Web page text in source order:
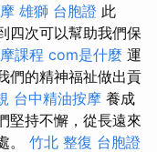
雄獅 台胞證 此
四次可以幫助我們保
課程 com是什麼 運
們的精神福祉做出貢
台中精油按摩 養成
堅持不懈，從長遠來
。 竹北 整復 台胞證